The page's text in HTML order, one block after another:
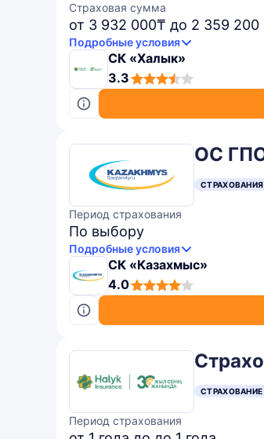
Страховая сумма
от 3 932 000₸ до 2 359 200
Подробные условия
СК «Халык»
3.3
rating
ОС
Период страхования
По выбору
Подробные условия
СК «Казахмыс»
4.0
4,0
rating
Период страхования